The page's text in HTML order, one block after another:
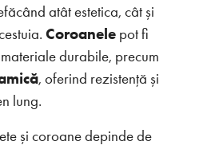
atât estetica, cât și
Coroanelepot fi
durabile, precum
, oferind rezistență și
lung.
și coroane depinde de